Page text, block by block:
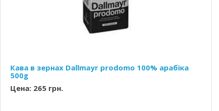
Кава в зернах Dallmayr prodomo 100% арабіка
500g
Цена: 265 грн.